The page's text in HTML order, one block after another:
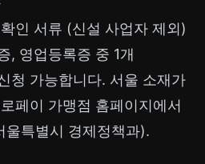
인 서류 (신설 사업자 제외)
, 영업등록증 중 1개
청 가능합니다. 서울 소재가
페이 가맹점 홈페이지에서
울특별시 경제정책과).